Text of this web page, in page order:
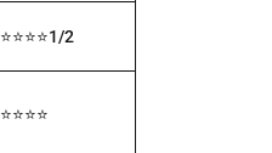
⭐⭐⭐⭐1/2
⭐⭐⭐⭐